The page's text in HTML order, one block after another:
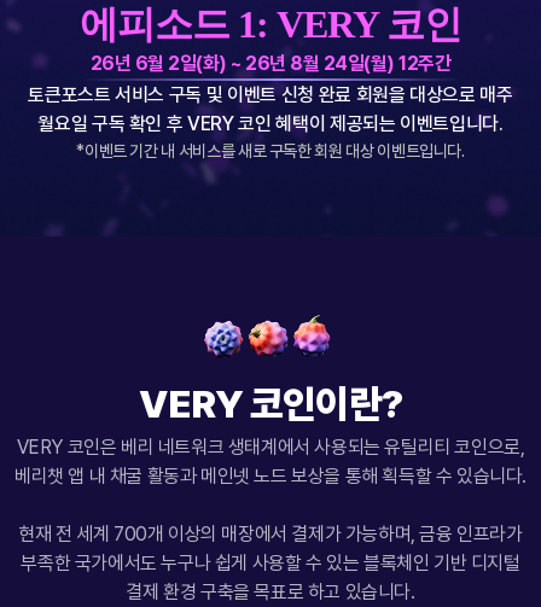
에피소드 1: VERY 코인
26년 6월 2일(화) ~ 26년 8월 24일(월) 12주간
토큰포스트 서비스 구독 및 이벤트 신청 완료 회원을 대상으로 매주
월요일 구독 확인 후 VERY 코인 혜택이 제공되는 이벤트입니다.
*이벤트 기간 내 서비스를 새로 구독한 회원 대상 이벤트입니다.
VERY 코인이란?
VERY 코인은 베리 네트워크 생태계에서 사용되는 유틸리티 코인으로,
베리챗 앱 내 채굴 활동과 메인넷 노드 보상을 통해 획득할 수 있습니다.
현재 전 세계 700개 이상의 매장에서 결제가 가능하며, 금융 인프라가
부족한 국가에서도 누구나 쉽게 사용할 수 있는 블록체인 기반 디지털
결제 환경 구축을 목표로 하고 있습니다.